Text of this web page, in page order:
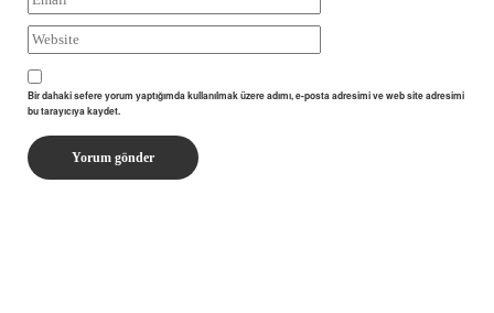
Bir dahaki sefere yorum yaptığımda kullanılmak üzere adımı, e-posta adresimi ve web site adresimi
bu tarayıcıya kaydet.